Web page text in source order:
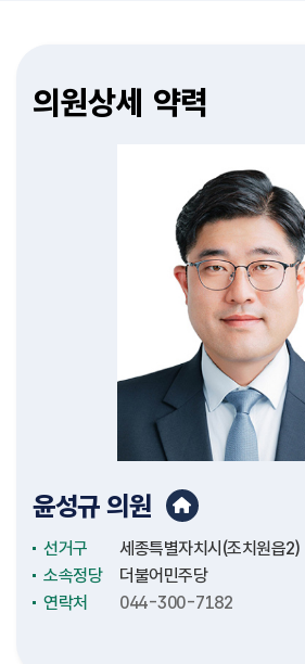
구형서의원
선거구
충청남도(천안시4)
소속정당
더불어민주당
연락처
041-635-5334
김종욱의원
선거구
충청남도(논산시2)
소속정당
더불어민주당
연락처
041-635-5156
이병하의원
선거구
충청남도(천안시2)
소속정당
더불어민주당
연락처
041-635-5226
편삼범의원
선거구
충청남도(보령시2)
소속정당
국민의힘
연락처
041-635-5327
허철의원
선거구
충청북도(청주시3)
소속정당
더불어민주당
연락처
043-220-5076
정재우의원
선거구
충청북도(청주시12)
소속정당
더불어민주당
연락처
043-201-5097
김종필의원
선거구
충청북도(충주시4)
소속정당
국민의힘
연락처
043-220-5133
조중근의원
선거구
충청북도(충주시3)
소속정당
더불어민주당
연락처
043-220-5142
유인호의원
선거구
세종특별자치시(보람동)
소속정당
더불어민주당
연락처
044-300-7010
이순열의원
선거구
세종특별자치시(도담동)
소속정당
더불어민주당
연락처
044-300-7110
윤성규의원
선거구
세종특별자치시(조치원읍2)
소속정당
더불어민주당
연락처
044-300-7182
김명숙의원
선거구
세종특별자치시(비례대표)
소속정당
더불어민주당
연락처
044-300-7174
고제열의원
선거구
대전광역시(중구3)
소속정당
더불어민주당
연락처
042-270-5034
서다운의원
선거구
대전광역시(서구4)
소속정당
더불어민주당
연락처
042-270-5032
김기흥의원
선거구
대전광역시(대덕구1)
소속정당
더불어민주당
연락처
042-270-5044
이한영의원
선거구
대전광역시(서구6)
소속정당
국민의힘
연락처
042-270-5030